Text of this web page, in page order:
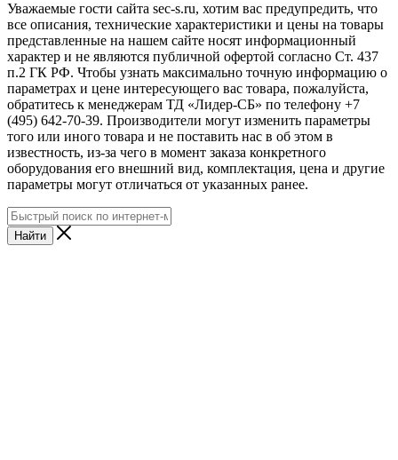
Уважаемые гости сайта sec-s.ru, хотим вас предупредить, что
все описания, технические характеристики и цены на товары
представленные на нашем сайте носят информационный
характер и не являются публичной офертой согласно Ст. 437
п.2 ГК РФ. Чтобы узнать максимально точную информацию о
параметрах и цене интересующего вас товара, пожалуйста,
обратитесь к менеджерам ТД «Лидер-СБ» по телефону +7
(495) 642-70-39. Производители могут изменить параметры
того или иного товара и не поставить нас в об этом в
известность, из-за чего в момент заказа конкретного
оборудования его внешний вид, комплектация, цена и другие
параметры могут отличаться от указанных ранее.
Найти